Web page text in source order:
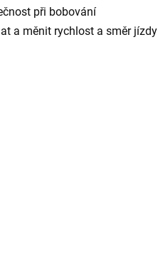
při bobování
a měnit rychlost a směr jízdy